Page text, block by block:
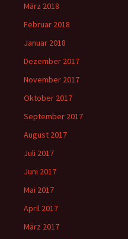
März 2018
Februar 2018
Januar 2018
Dezember 2017
November 2017
Oktober 2017
September 2017
August 2017
Juli 2017
Juni 2017
Mai 2017
April 2017
März 2017